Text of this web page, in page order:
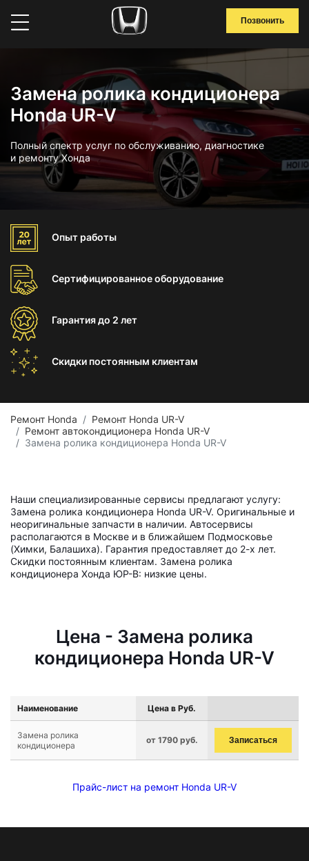
Позвонить
Замена ролика кондиционера
Honda UR-V
Полный спектр услуг по обслуживанию, диагностике
и ремонту Хонда
Опыт работы
Сертифицированноеоборудование
Гарантиядо 2 лет
Скидки постоянным клиентам
Ремонт Honda
Ремонт Honda UR-V
Ремонт автокондиционера Honda UR-V
Замена ролика кондиционера Honda UR-V
Наши специализированные сервисы предлагают услугу:
Замена ролика кондиционера Honda UR-V. Оригинальные и
неоригинальные запчасти в наличии. Автосервисы
располагаются в Москве и в ближайшем Подмосковье
(Химки, Балашиха). Гарантия предоставляет до 2-х лет.
Скидки постоянным клиентам. Замена ролика
кондиционера Хонда ЮР-В: низкие цены.
Цена - Замена ролика
кондиционера Honda UR-V
Наименование Цена в Руб.
Замена ролика
кондиционера
от 1790 руб. Записаться
Прайс-лист на ремонт Honda UR-V